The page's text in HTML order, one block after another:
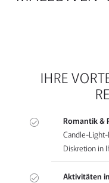
IHRE
Romantik &
Candle-
Diskretion in
Aktivitäten